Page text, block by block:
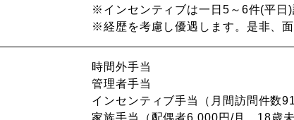
※インセンティブは一日5～6件(平日
※経歴を考慮し優遇します。是非、
時間外手当
管理者手当
インセンティブ手当（月間訪問件数
家族手当（配偶者6,000円/月、18歳